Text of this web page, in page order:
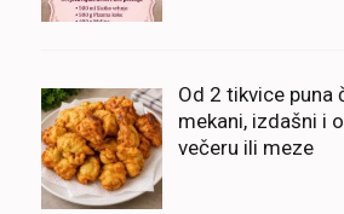
Od 2 tikvice puna
mekani, izdašni i
večeru ili meze